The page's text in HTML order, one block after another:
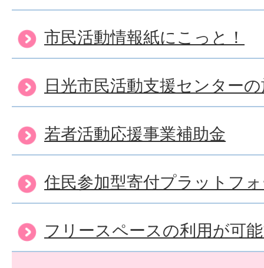
市民活動情報紙にこっと！
日光市民活動支援センター
若者活動応援事業補助金
住民参加型寄付プラットフ
フリースペースの利用が可